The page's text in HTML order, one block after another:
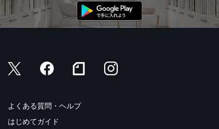
よくある質問・ヘルプ
はじめてガイド